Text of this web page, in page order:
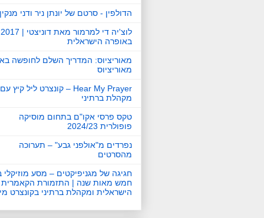
הדולפין - סרטם של יונתן ניר ודני מנקין
לוצ'יה די למרמור מאת דוניצטי | 2017
באופרה הישראלית
מאוריציוס: המדריך השלם לחופשה
מאוריציוס
Hear My Prayer – קונצרט ליל קיץ עם
מקהלת ברתיני
טקס פרסי אקו"ם בתחום מוסיקה
פופולרית 2024/23
נפרדים מ"אולפני גבע" – תערוכה
מהסרטים
חגיגה של מגניפיקטים – מסע מוזיקלי
חמש מאות שנה | התזמורת הקאמרית
הישראלית ומקהלת ברתיני בקונצרט